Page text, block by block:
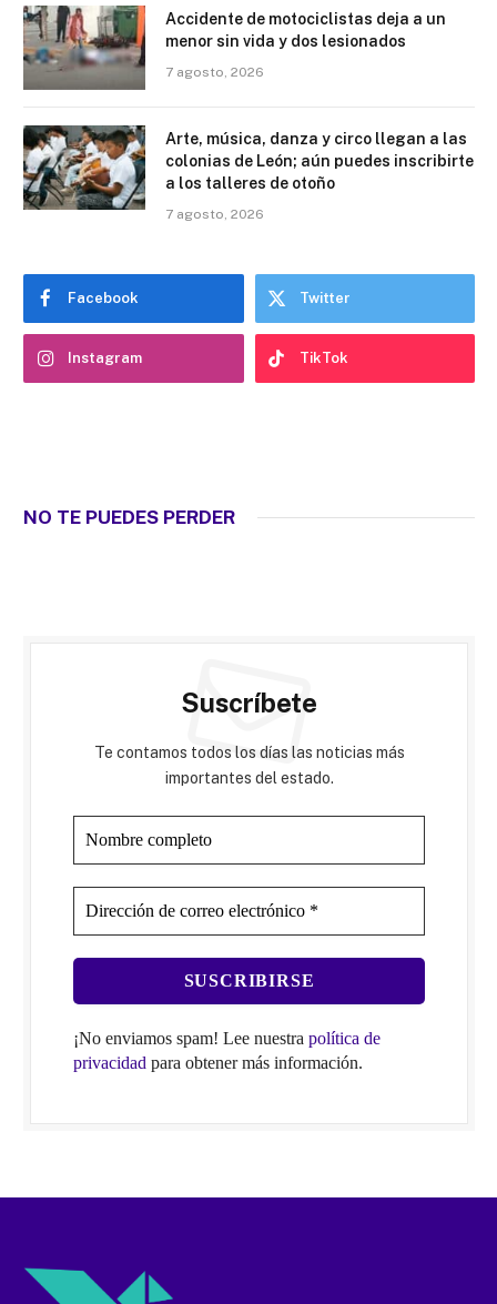
Accidente de motociclistas deja a un
menor sin vida y dos lesionados
7 agosto, 2026
Arte, música, danza y circo llegan a las
colonias de León; aún puedes inscribirte
a los talleres de otoño
7 agosto, 2026
Facebook Twitter
Instagram TikTok
NO TE PUEDES PERDER
Suscríbete
Te contamos todos los días las noticias más
importantes del estado.
¡No enviamos spam! Lee nuestra política de
privacidad para obtener más información.